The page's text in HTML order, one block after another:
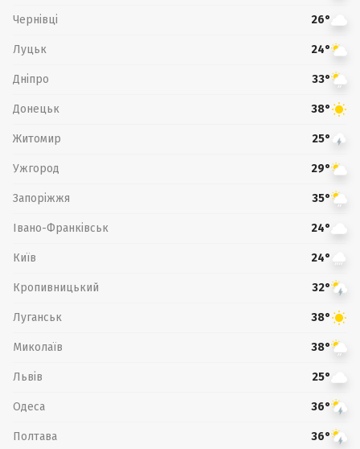
Чернівці 26°
Луцьк 24°
Дніпро 33°
Донецьк 38°
Житомир 25°
Ужгород 29°
Запоріжжя 35°
Івано-Франківськ 24°
Київ 24°
Кропивницький 32°
Луганськ 38°
Миколаїв 38°
Львів 25°
Одеса 36°
Полтава 36°